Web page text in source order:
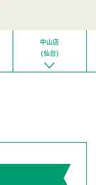
中山店
(仙台)